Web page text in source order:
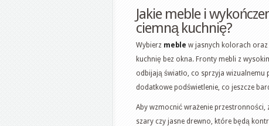
Jakie meble i
ciemną kuchnię?
Wybierz meble w jasnych kolorach oraz
kuchnię bez okna. Fronty mebli z
odbijają światło, co sprzyja
dodatkowe podświetlenie, co jeszcze
Aby wzmocnić wrażenie
szary czy jasne drewno, które będą